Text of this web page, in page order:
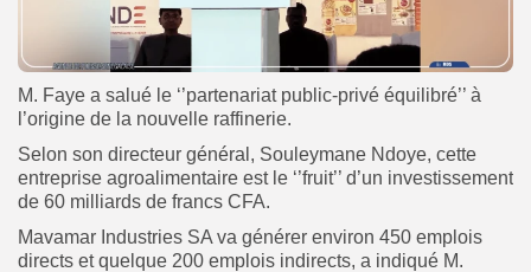
M. Faye a salué le ‘’partenariat public-privé équilibré’’ à
l’origine de la nouvelle raffinerie.
Selon son directeur général, Souleymane Ndoye, cette
entreprise agroalimentaire est le ‘’fruit’’ d’un investissement
de 60 milliards de francs CFA.
Mavamar Industries SA va générer environ 450 emplois
directs et quelque 200 emplois indirects, a indiqué M.